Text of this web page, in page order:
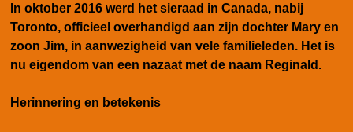
In oktober 2016 werd het sieraad in Canada, nabij
Toronto, officieel overhandigd aan zijn dochter Mary en
zoon Jim, in aanwezigheid van vele familieleden. Het is
nu eigendom van een nazaat met de naam Reginald.
Herinnering en betekenis